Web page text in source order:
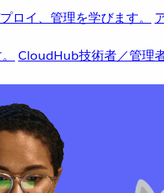
ロイ、管理を学びます。
CloudHub技術者／管理